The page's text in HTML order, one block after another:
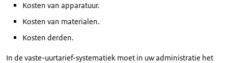
Kosten van apparatuur.
Kosten van materialen.
Kosten derden.
In de vaste-uurtarief-systematiek moet in uw administratie het